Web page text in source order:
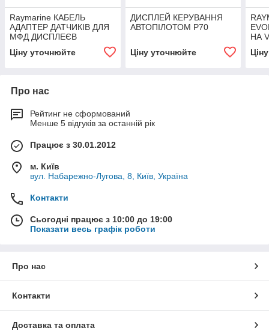
Raymarine КАБЕЛЬ
АДАПТЕР ДАТЧИКІВ ДЛЯ
МФД ДИСПЛЕЄВ
Ціну уточнюйте
ДИСПЛЕЙ КЕРУВАННЯ
АВТОПІЛОТОМ Р70
Ціну уточнюйте
НА
Про нас
Рейтинг не сформований
Менше 5 відгуків за останній рік
Працює з 30.01.2012
м. Київ
вул. Набарежно-Лугова, 8, Київ, Україна
Контакти
Сьогодні працює з 10:00 до 19:00
Показати весь графік роботи
Про нас
Контакти
Доставка та оплата